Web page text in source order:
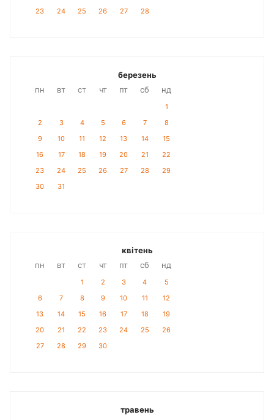
23
24 25 26 27 28
березень
пн
вт ст чт пт сб нд
1
2
3 4 5 6 7
8
9
10 11 12 13 14
15
16
17 18 19 20 21
22
23
24 25 26 27 28
29
30
31
квітень
пн
вт ст чт пт сб нд
1 2 3 4
5
6
7 8 9 10 11
12
13
14 15 16 17 18
19
20
21 22 23 24 25
26
27
28 29 30
травень